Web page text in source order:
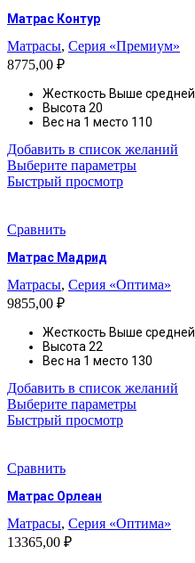
на
Матрас Контур
Матрасы, Серия «Премиум»
8775,00 ₽
Жесткость Выше средней
Высота20
Вес на 1 место 110
Добавить в список желаний
Выберите параметрыЭтот
на
Быстрый просмотр
Сравнить
Матрас Мадрид
Матрасы, Серия «Оптима»
9855,00 ₽
Жесткость Выше средней
Высота22
Вес на 1 место 130
Добавить в список желаний
Выберите параметрыЭтот
на
Быстрый просмотр
Сравнить
Матрас Орлеан
Матрасы, Серия «Оптима»
13365,00 ₽